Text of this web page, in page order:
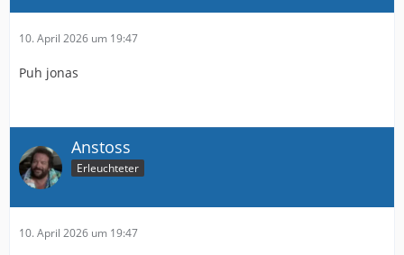
10. April 2026 um 19:47
Puh jonas
Anstoss
Erleuchteter
10. April 2026 um 19:47